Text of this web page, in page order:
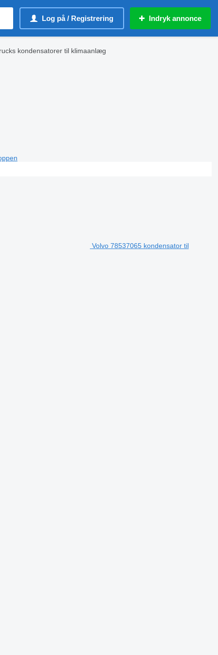
Log på / Registrering Indryk annonce
kondensatorer til klimaanlæg
Volvo 78537065 kondensator til